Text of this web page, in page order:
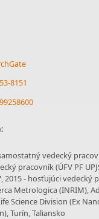
8151
vedecký
pracovník (ÚFV PF
2015 - hosťujúci vedecký
Metrologica (INRIM),
Science Division (Ex
Turín, Taliansko